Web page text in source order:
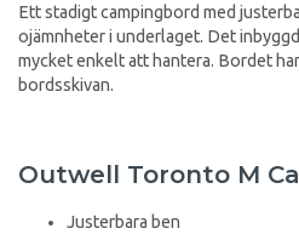
Ett stadigt campingbord med
ojämnheter i underlaget. Det
mycket enkelt att hantera. Bordet
bordsskivan.
Outwell Toronto M
Justerbara ben